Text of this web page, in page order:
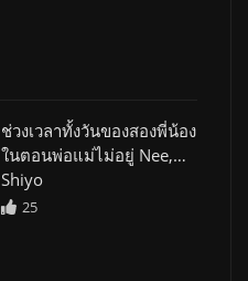
ช่วงเวลาทั้งวันของสองพี่น้อง
ในตอนพ่อแม่ไม่อยู่ Nee,…
Shiyo
25